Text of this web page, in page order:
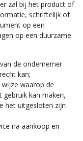
zal bij het product of
schriftelijk of
op een
op een duurzame
de ondernemer
kan;
waarop de
kan maken,
het uitgesloten zijn
na aankoop en